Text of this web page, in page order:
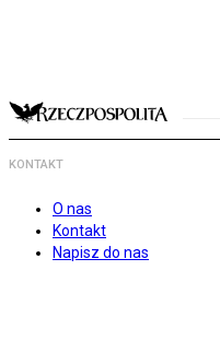
KONTAKT
O nas
Kontakt
Napisz do nas